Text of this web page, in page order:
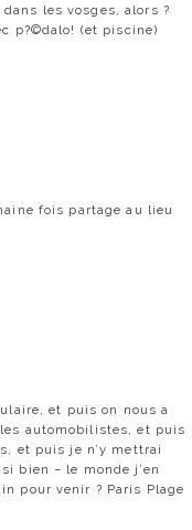
les vosges, alors ?
p?©dalo! (et piscine)
fois partage au lieu
et puis on nous a
automobilistes, et puis
et puis je n’y mettrai
bien – le monde j’en
pour venir ? Paris Plage